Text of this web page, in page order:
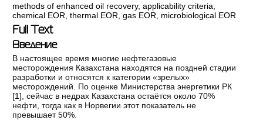
methods of enhanced oil recovery,applicability criteria
chemical EOR ,thermal EOR ,gas EOR microbiological EOR
Full Text
Введение
В настоящее время многие нефтегазовые
месторождения Казахстана находятся на поздней стадии
разработки и относятся к категории «зрелых»
месторождений. По оценке Министерства энергетики РК
[1], сейчас в недрах Казахстана остаётся около 70%
нефти, тогда как в Норвегии этот показатель не
превышает 50%.